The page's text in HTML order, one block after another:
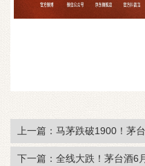
上一篇：马茅跌破1900！茅
下一篇：全线大跌！茅台酒6